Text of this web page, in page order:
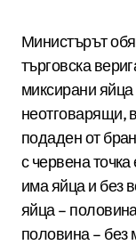
Министърът
търговска
миксирани
неотговарящи,
подаден от
с червена
има яйца и без
яйца –
половина – без